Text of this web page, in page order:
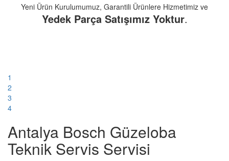
Yeni Ürün Kurulumumuz, Garantili Ürünlere Hizmetimiz ve
Yedek Parça Satışımız Yoktur.
1
2
3
4
Antalya Bosch Güzeloba
Teknik Servis Servisi